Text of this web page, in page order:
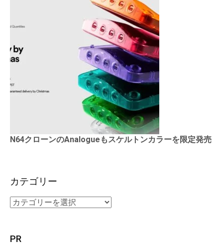
N64クローンのAnalogueもスケルトンカラーを限定発売
カテゴリー
PR